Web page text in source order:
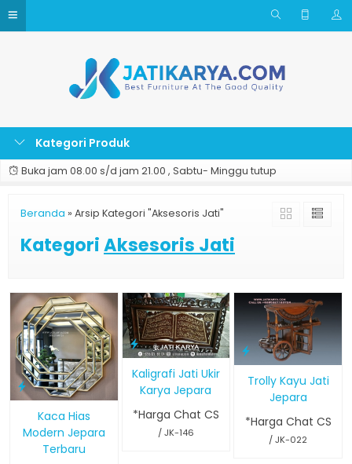
Kategori Produk
Buka jam 08.00 s/d jam 21.00 , Sabtu- Minggu tutup
Beranda » Arsip Kategori "Aksesoris Jati"
KategoriAksesoris Jati
Kaca Hias
Modern Jepara
Terbaru
Kaligrafi Jati Ukir
Karya Jepara
*Harga Chat CS
/ JK-146
Trolly Kayu Jati
Jepara
*Harga Chat CS
/ JK-022